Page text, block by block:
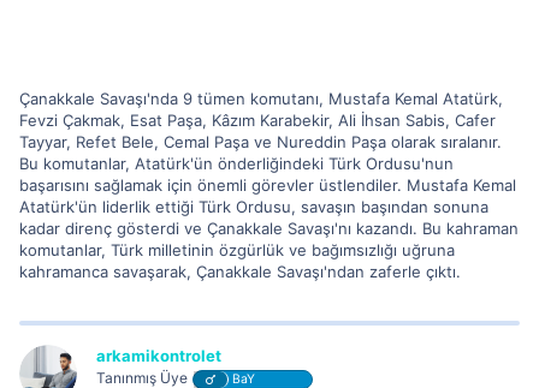
Çanakkale Savaşı'nda 9 tümen komutanı, Mustafa Kemal Atatürk,
Fevzi Çakmak, Esat Paşa, Kâzım Karabekir, Ali İhsan Sabis, Cafer
Tayyar, Refet Bele, Cemal Paşa ve Nureddin Paşa olarak sıralanır.
Bu komutanlar, Atatürk'ün önderliğindeki Türk Ordusu'nun
başarısını sağlamak için önemli görevler üstlendiler. Mustafa Kemal
Atatürk'ün liderlik ettiği Türk Ordusu, savaşın başından sonuna
kadar direnç gösterdi ve Çanakkale Savaşı'nı kazandı. Bu kahraman
komutanlar, Türk milletinin özgürlük ve bağımsızlığı uğruna
kahramanca savaşarak, Çanakkale Savaşı'ndan zaferle çıktı.
arkamikontrolet
Tanınmış Üye BaY